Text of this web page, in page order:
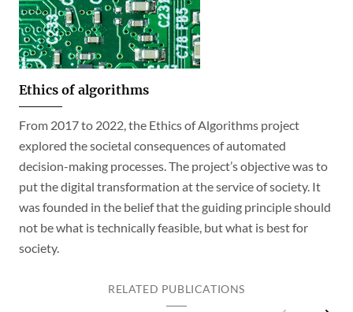
Ethics of algorithms
From 2017 to 2022, the Ethics of Algorithms project
explored the societal consequences of automated
decision-making processes. The project’s objective was to
put the digital transformation at the service of society. It
was founded in the belief that the guiding principle should
not be what is technically feasible, but what is best for
society.
RELATED PUBLICATIONS